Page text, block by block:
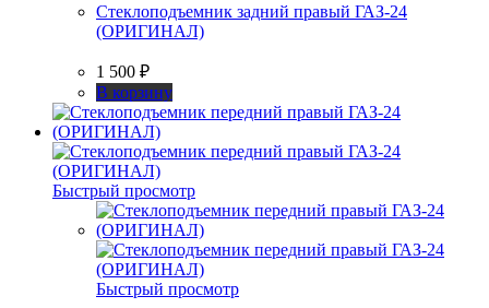
Стеклоподъемник задний правый ГАЗ-24
(ОРИГИНАЛ)
1 500 ₽
В корзину
Быстрый просмотр
Быстрый просмотр